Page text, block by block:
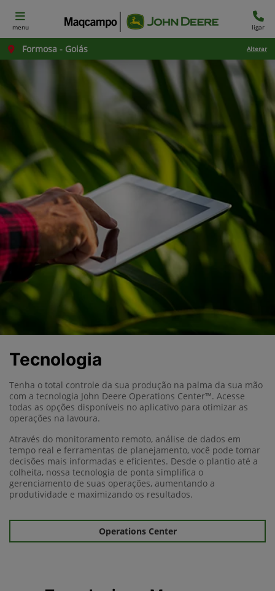
menu ligar
Formosa - Goiás Alterar
Tecnologia
Tenha o total controle da sua produção na palma da sua mão
com a tecnologia John Deere Operations Center™. Acesse
todas as opções disponíveis no aplicativo para otimizar as
operações na lavoura.
Através do monitoramento remoto, análise de dados em
tempo real e ferramentas de planejamento, você pode tomar
decisões mais informadas e eficientes. Desde o plantio até a
colheita, nossa tecnologia de ponta simplifica o
gerenciamento de suas operações, aumentando a
produtividade e maximizando os resultados.
Operations Center